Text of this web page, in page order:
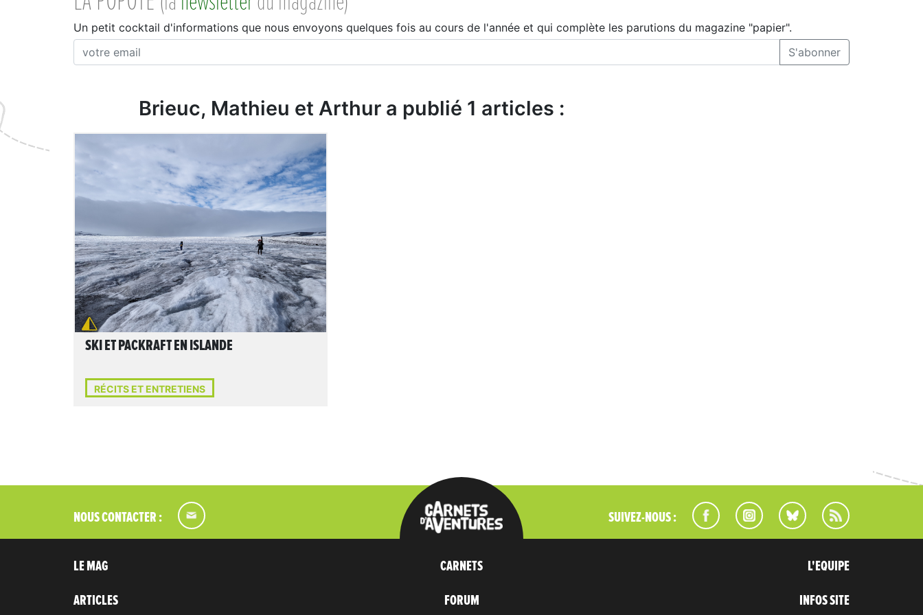
Un petit cocktail d'informations que nous envoyons quelques fois au cours de l'année et qui complète les parutions du magazine "papier".
S'abonner
Brieuc, Mathieu et Arthur a publié 1 articles :
LIRE L'ARTICLE
SKI ET PACKRAFT EN ISLANDE
RÉCITS ET ENTRETIENS
NOUS CONTACTER : SUIVEZ-NOUS :
LE MAG
ARTICLES
CARNETS
FORUM
L'EQUIPE
INFOS SITE